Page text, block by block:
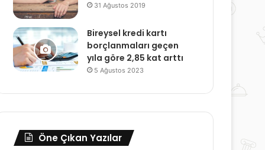
31 Ağustos 2019
Bireysel kredi kartı
borçlanmaları geçen
yıla göre 2,85 kat arttı
5 Ağustos 2023
Öne Çıkan Yazılar